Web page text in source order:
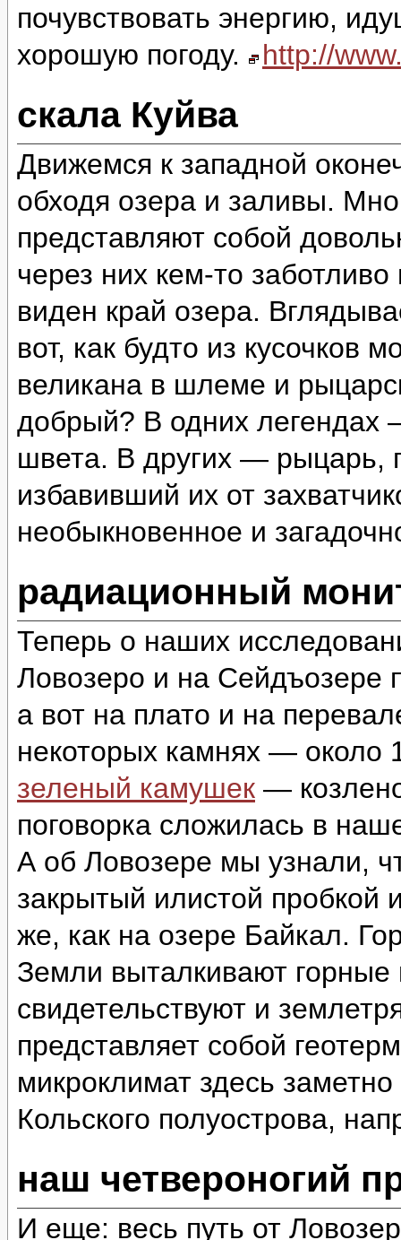
почувствовать энергию,
хорошую погоду.
http://
скала Куйва
Движемся к западной
обходя озера и заливы.
представляют собой
через них кем-то
виден край озера.
вот, как будто из кусочков
великана в шлеме и
добрый? В одних
швета. В других —
избавивший их от
необыкновенное и
радиационный
Теперь о наших
Ловозеро и на Сейдъозере
а вот на плато и на
некоторых камнях — около
зеленый камушек —
поговорка сложилась в
А об Ловозере мы узнали,
закрытый илистой пробкой
же, как на озере Байкал.
Земли выталкивают
свидетельствуют и
представляет собой
микроклимат здесь
Кольского полуострова,
наш четвероногий
И еще: весь путь от